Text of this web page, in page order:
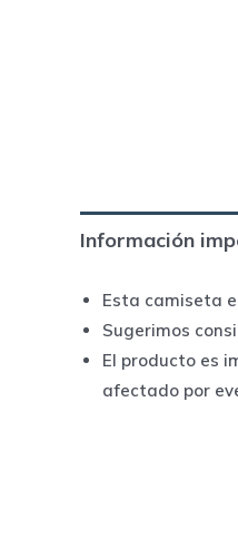
Información
Esta camiseta
Sugerimos
El producto es
afectado por